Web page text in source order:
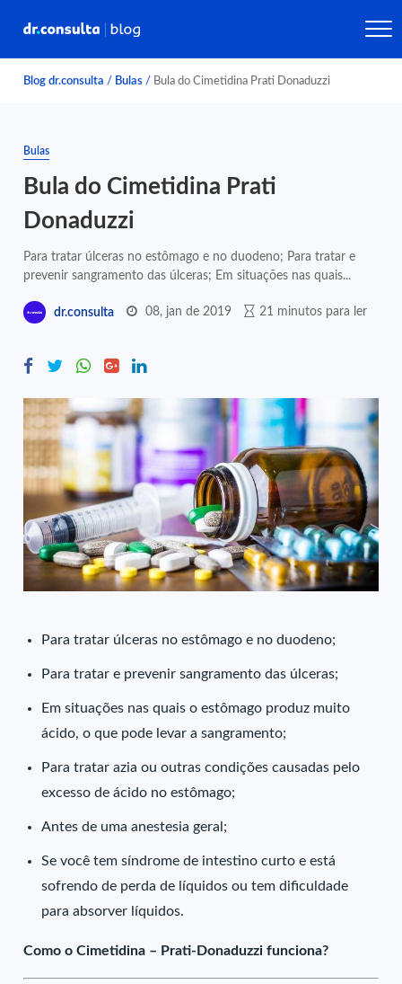
Blog dr.consulta / Bulas / Bula do Cimetidina Prati Donaduzzi
Bulas
Bula do Cimetidina Prati
Donaduzzi
Para tratar úlceras no estômago e no duodeno; Para tratar e
prevenir sangramento das úlceras; Em situações nas quais...
dr.consulta 08, jan de 2019 21 minutos para ler
Para tratar úlceras no estômago e no duodeno;
Para tratar e prevenir sangramento das úlceras;
Em situações nas quais o estômago produz muito
ácido, o que pode levar a sangramento;
Para tratar azia ou outras condições causadas pelo
excesso de ácido no estômago;
Antes de uma anestesia geral;
Se você tem síndrome de intestino curto e está
sofrendo de perda de líquidos ou tem dificuldade
para absorver líquidos.
Como o Cimetidina – Prati-Donaduzzi funciona?